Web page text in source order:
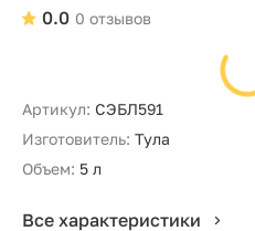
0 отзывов
0.0
Артикул: СЭБЛ591
Изготовитель: Тула
Объем: 5 л
Все характеристики